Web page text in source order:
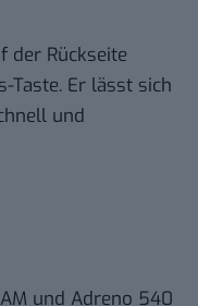
der Rückseite
Taste. Er lässt sich
und
und Adreno 540